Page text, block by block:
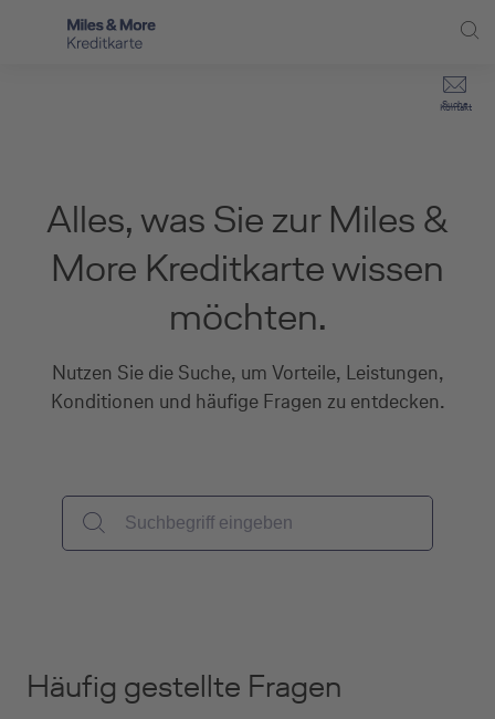
Direkt zum Hauptinhalt (Enter drücken)
Kontakt
Suche
Schritt für Schritt zur neuen Karte
Kreditkarte empfehlen
Kreditkarte beantragen
Alles, was Sie zur Miles &
More Kreditkarte wissen
möchten.
Nutzen Sie die Suche, um Vorteile, Leistungen,
Konditionen und häufige Fragen zu entdecken.
Häufig gestellte Fragen